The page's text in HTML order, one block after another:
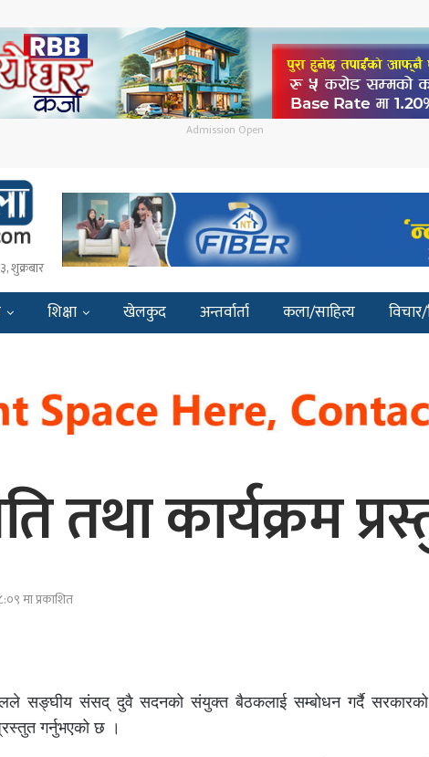
Admission Open
शुक्रबार
शिक्षा खेलकुद अन्तर्वार्ता कला/साहित्य
तथा कार्यक्रम
मा प्रकाशित
सङ्घीय संसद् दुवै सदनको संयुक्त बैठकलाई सम्बोधन गर्दै
गर्नुभएको छ ।